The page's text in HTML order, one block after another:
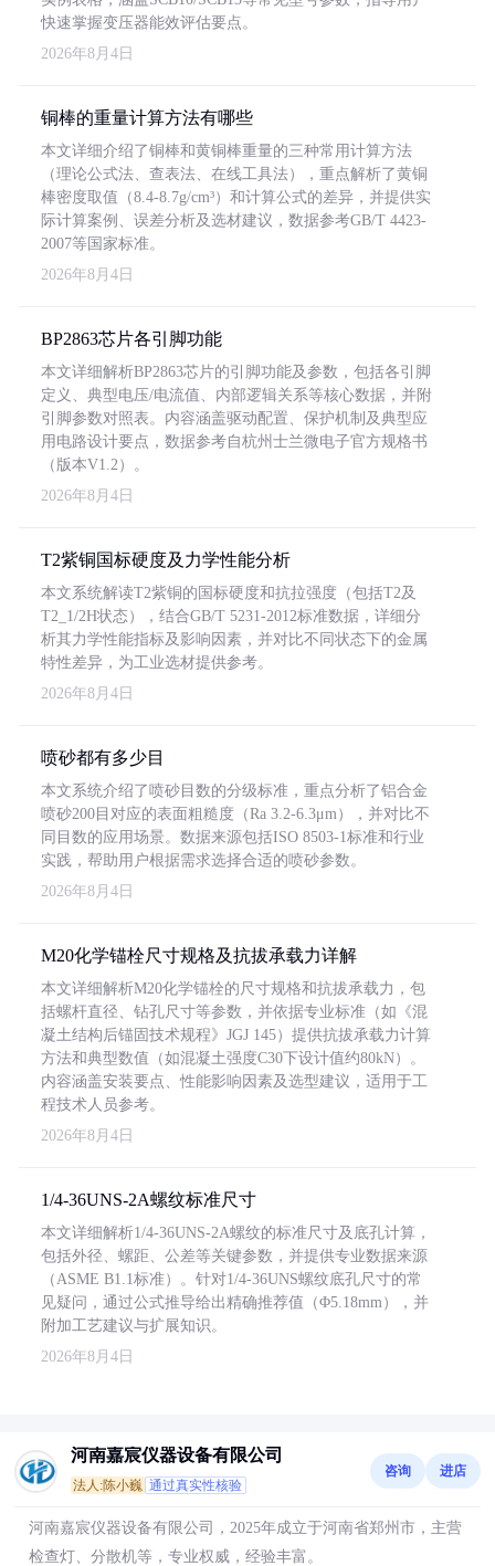
快速掌握变压器能效评估要点。
2026年8月4日
铜棒的重量计算方法有哪些
本文详细介绍了铜棒和黄铜棒重量的三种常用计算方法
（理论公式法、查表法、在线工具法），重点解析了黄铜
棒密度取值（8.4-8.7g/cm³）和计算公式的差异，并提供实
际计算案例、误差分析及选材建议，数据参考GB/T 4423-
2007等国家标准。
2026年8月4日
BP2863芯片各引脚功能
本文详细解析BP2863芯片的引脚功能及参数，包括各引脚
定义、典型电压/电流值、内部逻辑关系等核心数据，并附
引脚参数对照表。内容涵盖驱动配置、保护机制及典型应
用电路设计要点，数据参考自杭州士兰微电子官方规格书
（版本V1.2）。
2026年8月4日
T2紫铜国标硬度及力学性能分析
本文系统解读T2紫铜的国标硬度和抗拉强度（包括T2及
T2_1/2H状态），结合GB/T 5231-2012标准数据，详细分
析其力学性能指标及影响因素，并对比不同状态下的金属
特性差异，为工业选材提供参考。
2026年8月4日
喷砂都有多少目
本文系统介绍了喷砂目数的分级标准，重点分析了铝合金
喷砂200目对应的表面粗糙度（Ra 3.2-6.3μm），并对比不
同目数的应用场景。数据来源包括ISO 8503-1标准和行业
实践，帮助用户根据需求选择合适的喷砂参数。
2026年8月4日
M20化学锚栓尺寸规格及抗拔承载力详解
本文详细解析M20化学锚栓的尺寸规格和抗拔承载力，包
括螺杆直径、钻孔尺寸等参数，并依据专业标准（如《混
凝土结构后锚固技术规程》JGJ 145）提供抗拔承载力计算
方法和典型数值（如混凝土强度C30下设计值约80kN）。
内容涵盖安装要点、性能影响因素及选型建议，适用于工
程技术人员参考。
2026年8月4日
1/4-36UNS-2A螺纹标准尺寸
本文详细解析1/4-36UNS-2A螺纹的标准尺寸及底孔计算，
包括外径、螺距、公差等关键参数，并提供专业数据来源
（ASME B1.1标准）。针对1/4-36UNS螺纹底孔尺寸的常
见疑问，通过公式推导给出精确推荐值（Φ5.18mm），并
附加工艺建议与扩展知识。
2026年8月4日
河南嘉宸仪器设备有限公司
法人:陈小巍 通过真实性核验
咨询 进店
河南嘉宸仪器设备有限公司，2025年成立于河南省郑州市，主营
检查灯、分散机等，专业权威，经验丰富。